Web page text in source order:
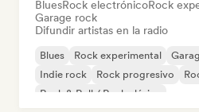
BluesRock electrónicoRock
Garage rock
Difundir artistas en la radio
Blues Rock experimental
Indie rock
Rock progresivo
Rock & Roll / Rock clásico